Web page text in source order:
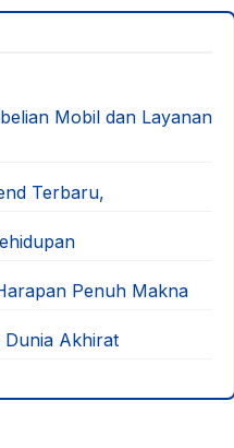
Mobil dan Layanan
Terbaru,
Penuh Makna
Akhirat